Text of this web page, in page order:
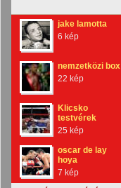
jake lamotta
6 kép
nemzetközi box
22 kép
Klicsko
testvérek
25 kép
oscar de lay
hoya
7 kép